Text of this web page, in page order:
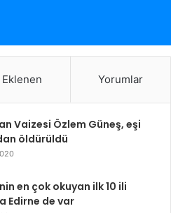
Yorumlar
Vaizesi Özlem Güneş, eşi
öldürüldü
en çok okuyan ilk 10 ili
Edirne de var